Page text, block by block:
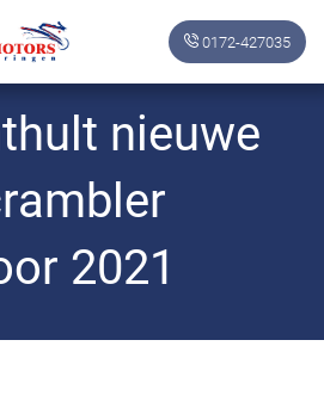
0172-427035
nieuwe
2021